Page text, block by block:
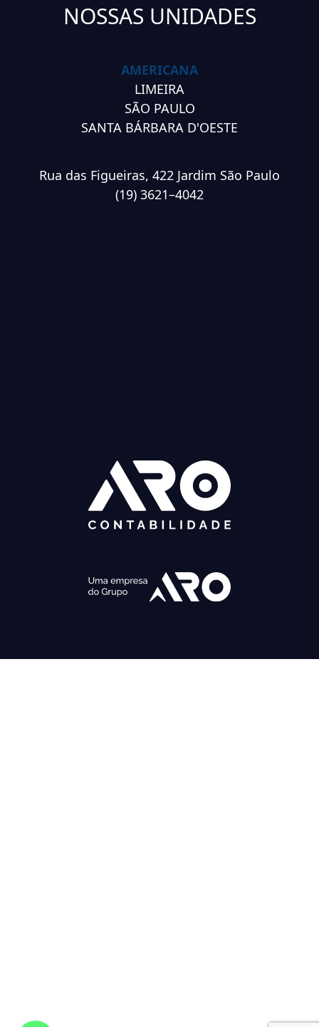
NOSSAS UNIDADES
AMERICANA
LIMEIRA
SÃO PAULO
SANTA BÁRBARA D'OESTE
Rua das Figueiras, 422 Jardim São Paulo
(19) 3621–4042